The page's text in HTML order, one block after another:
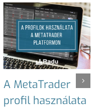
A MetaTrader
profil használata